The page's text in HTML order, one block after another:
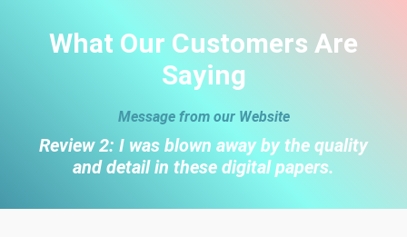
What Our Customers Are
Saying
Message from our Website
Review 2: I was blown away by the quality
and detail in these digital papers.